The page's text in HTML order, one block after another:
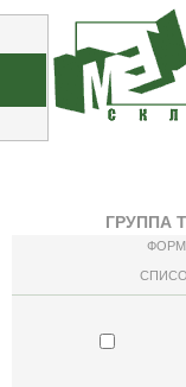
ГРУППА